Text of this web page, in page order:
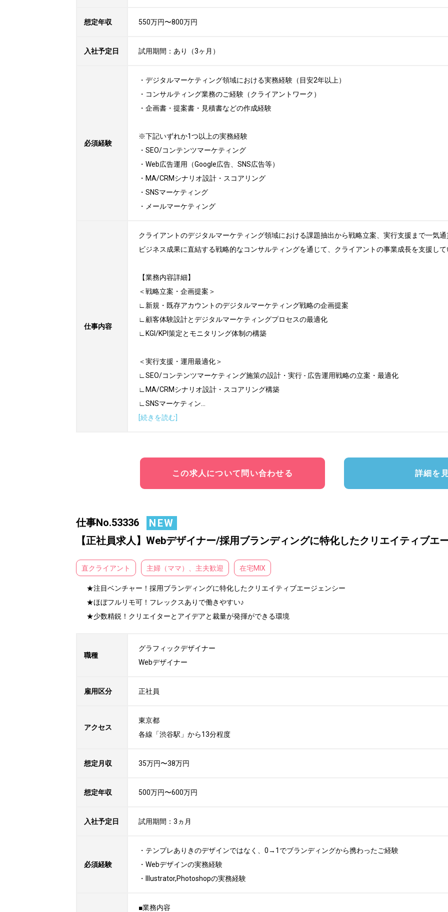
想定年収 550万円〜800万円
入社予定日 試用期間：あり（3ヶ月）
必須経験
・デジタルマーケティング領域における実務経験（目安2年以上）
・コンサルティング業務のご経験（クライアントワーク）
・企画書・提案書・見積書などの作成経験
※下記いずれか1つ以上の実務経験
・SEO/コンテンツマーケティング
・Web広告運用（Google広告、SNS広告等）
・MA/CRMシナリオ設計・スコアリング
・SNSマーケティング
・メールマーケティング
仕事内容
クライアントのデジタルマーケティング領域における課題抽出から戦略立案、実行支援まで一気通
ビジネス成果に直結する戦略的なコンサルティングを通じて、クライアントの事業成長を支援して
【業務内容詳細】
＜戦略立案・企画提案＞
∟新規・既存アカウントのデジタルマーケティング戦略の企画提案
∟顧客体験設計とデジタルマーケティングプロセスの最適化
∟KGI/KPI策定とモニタリング体制の構築
＜実行支援・運用最適化＞
∟SEO/コンテンツマーケティング施策の設計・実行 - 広告運用戦略の立案・最適化
∟MA/CRMシナリオ設計・スコアリング構築
∟SNSマーケティン...
[続きを読む]
この求人について問い合わせる 詳細を
仕事No.53336
NEW
【正社員求人】Webデザイナー/採用ブランディングに特化したクリエイティブエ
直クライアント 主婦（ママ）、主夫歓迎 在宅MIX
★注目ベンチャー！採用ブランディングに特化したクリエイティブエージェンシー
★ほぼフルリモ可！フレックスありで働きやすい♪
★少数精鋭！クリエイターとアイデアと裁量が発揮ができる環境
職種
グラフィックデザイナー
Webデザイナー
雇用区分 正社員
アクセス
東京都
各線「渋谷駅」から13分程度
想定月収 35万円〜38万円
想定年収 500万円〜600万円
入社予定日 試用期間：3ヵ月
必須経験
・テンプレありきのデザインではなく、0→1でブランディングから携わったご経験
・Webデザインの実務経験
・Illustrator,Photoshopの実務経験
■業務内容